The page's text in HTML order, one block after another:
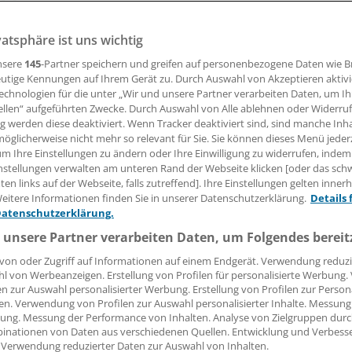
Jens Spahn wirbt Pflegekräfte aus dem
um den hiesigen Fachkräftemangel zu bekämpfen. Die
begrüßen die Initiative, es gibt aber auch Kritik.
15:33 Uhr
von Bundesgesundheitsminister Jens Spahn
nach Deutschland zu ziehen, hat gemischte Reaktionen
Sprecherin der FDP-Fraktion im Bundestag,
sagte der „Ärzte Zeitung“, es sei absolut richtig,
ist uns wichtig
145-Partner speichern und greifen auf personenbezogene Daten wie
Kennungen auf Ihrem Gerät zu. Durch Auswahl von Akzeptieren
für die unter „Wir und unsere Partner verarbeiten Daten, um
aufgeführten Zwecke. Durch Auswahl von Alle ablehnen oder
werden diese deaktiviert. Wenn Tracker deaktiviert sind, sind manche
nicht mehr so relevant für Sie. Sie können dieses Menü
Ihre Einstellungen zu ändern oder Ihre Einwilligung zu widerrufen, indem
verwalten am unteren Rand der Webseite klicken [oder das
links auf der Webseite, falls zutreffend]. Ihre Einstellungen gelten
Informationen finden Sie in unserer Datenschutzerklärung. Details
Partner verarbeiten Daten, um Folgendes
oder Zugriff auf Informationen auf einem Endgerät. Verwendung
von Werbeanzeigen. Erstellung von Profilen für personalisierte
zur Auswahl personalisierter Werbung. Erstellung von Profilen zur
Verwendung von Profilen zur Auswahl personalisierter Inhalte.
Messung der Performance von Inhalten. Analyse von Zielgruppen
von Daten aus verschiedenen Quellen. Entwicklung und
reduzierter Daten zur Auswahl von Inhalten.